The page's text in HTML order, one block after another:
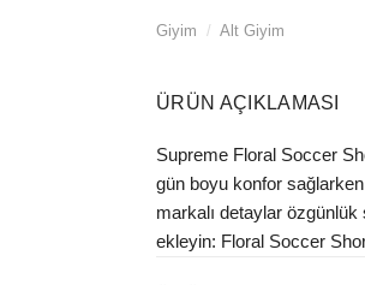
Giyim / Alt Giyim
ÜRÜN AÇIKLAMASI
Supreme Floral Soccer
gün boyu konfor
markalı detaylar
ekleyin: Floral Soccer